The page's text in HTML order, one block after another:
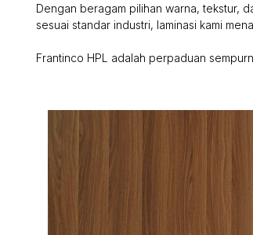
Dengan beragam pilihan warna, tekstur,
sesuai standar industri, laminasi kami
Frantinco HPL adalah perpaduan